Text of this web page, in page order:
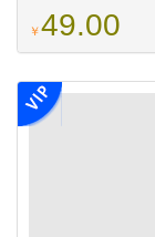
￥49.00